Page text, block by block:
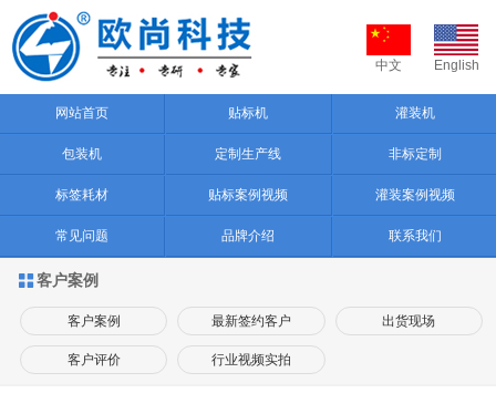
中文 English
网站首页 贴标机 灌装机
包装机 定制生产线 非标定制
标签耗材 贴标案例视频 灌装案例视频
常见问题 品牌介绍 联系我们
 客户案例
客户案例 最新签约客户 出货现场
客户评价 行业视频实拍